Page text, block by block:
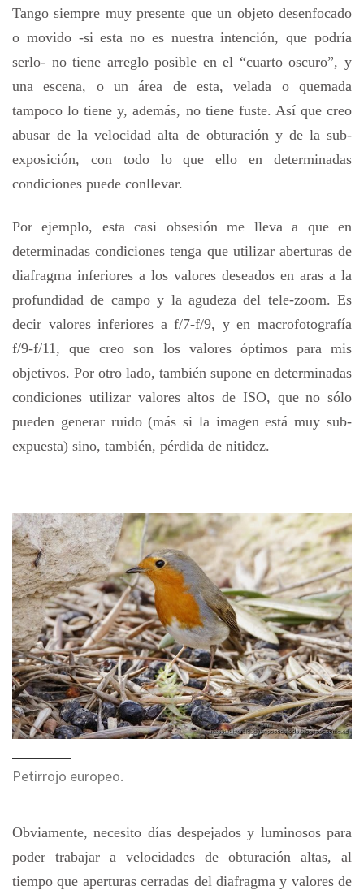
Tango siempre muy presente que un objeto desenfocado
o movido -si esta no es nuestra intención, que podría
serlo- no tiene arreglo posible en el “cuarto oscuro”, y
una escena, o un área de esta, velada o quemada
tampoco lo tiene y, además, no tiene fuste. Así que creo
abusar de la velocidad alta de obturación y de la sub-
exposición, con todo lo que ello en determinadas
condiciones puede conllevar.
Por ejemplo, esta casi obsesión me lleva a que en
determinadas condiciones tenga que utilizar aberturas de
diafragma inferiores a los valores deseados en aras a la
profundidad de campo y la agudeza del tele-zoom. Es
decir valores inferiores a f/7-f/9, y en macrofotografía
f/9-f/11, que creo son los valores óptimos para mis
objetivos. Por otro lado, también supone en determinadas
condiciones utilizar valores altos de ISO, que no sólo
pueden generar ruido (más si la imagen está muy sub-
expuesta) sino, también, pérdida de nitidez.
Petirrojo europeo.
Obviamente, necesito días despejados y luminosos para
poder trabajar a velocidades de obturación altas, al
tiempo que aperturas cerradas del diafragma y valores de